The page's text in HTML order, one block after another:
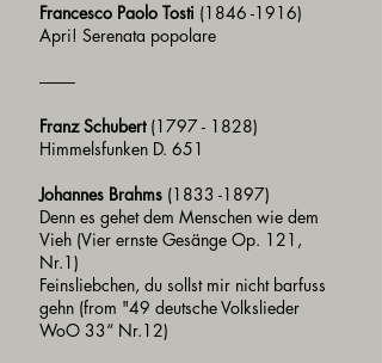
Francesco Paolo Tosti (1846 -1916)
Apri! Serenata popolare
----------
Franz Schubert (1797 - 1828)
Himmelsfunken D. 651
Johannes Brahms (1833 -1897)
Denn es gehet dem Menschen wie dem
Vieh (Vier ernste Gesänge Op. 121,
Nr.1)
Feinsliebchen, du sollst mir nicht barfuss
gehn (from "49 deutsche Volkslieder
WoO 33“ Nr.12)